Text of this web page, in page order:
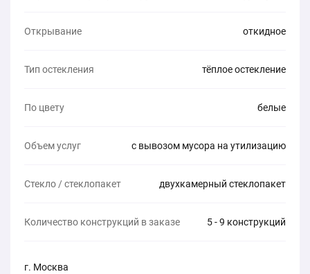
Открывание откидное
Тип остекления тёплое остекление
По цвету белые
Объем услуг с вывозом мусора на утилизацию
Стекло / стеклопакет двухкамерный стеклопакет
Количество конструкций в заказе 5 - 9 конструкций
г. Москва